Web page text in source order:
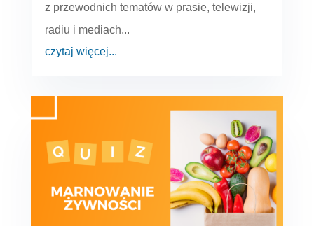
z przewodnich tematów w prasie, telewizji,
radiu i mediach...
czytaj więcej...